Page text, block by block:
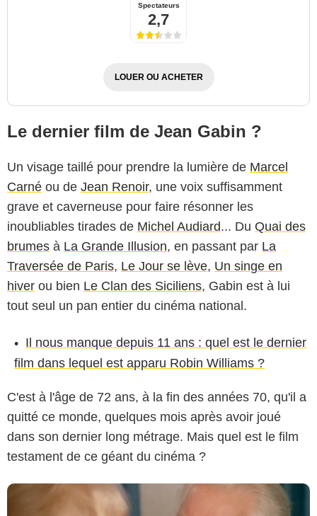
Spectateurs
2,7
LOUER OU ACHETER
Le dernier film de Jean Gabin ?
Un visage taillé pour prendre la lumière de Marcel
Carné ou de Jean Renoir, une voix suffisamment
grave et caverneuse pour faire résonner les
inoubliables tirades de Michel Audiard... Du Quai des
brumes à La Grande Illusion, en passant par La
Traversée de Paris, Le Jour se lève, Un singe en
hiver ou bien Le Clan des Siciliens, Gabin est à lui
tout seul un pan entier du cinéma national.
Il nous manque depuis 11 ans : quel est le dernier
film dans lequel est apparu Robin Williams ?
C'est à l'âge de 72 ans, à la fin des années 70, qu'il a
quitté ce monde, quelques mois après avoir joué
dans son dernier long métrage. Mais quel est le film
testament de ce géant du cinéma ?
TF1 Films Productions